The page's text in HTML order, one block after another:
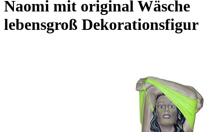
Naomi mit original Wäsche
lebensgroß Dekorationsfigur